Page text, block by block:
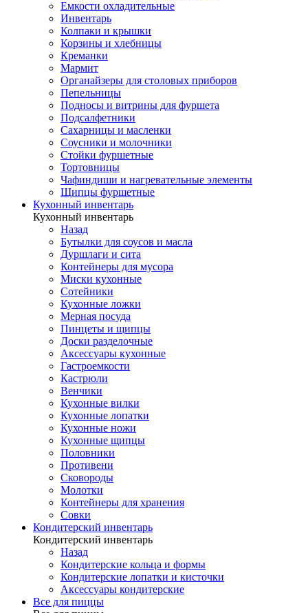
Емкости охладительные
Инвентарь
Колпаки и крышки
Корзины и хлебницы
Креманки
Мармит
Органайзеры для столовых приборов
Пепельницы
Подносы и витрины для фуршета
Подсалфетники
Сахарницы и масленки
Соусники и молочники
Стойки фуршетные
Тортовницы
Чафиндиши и нагревательные элементы
Щипцы фуршетные
Кухонный инвентарь
Кухонный инвентарь
Назад
Бутылки для соусов и масла
Дуршлаги и сита
Контейнеры для мусора
Миски кухонные
Сотейники
Кухонные ложки
Мерная посуда
Пинцеты и щипцы
Доски разделочные
Аксессуары кухонные
Гастроемкости
Кастрюли
Венчики
Кухонные вилки
Кухонные лопатки
Кухонные ножи
Кухонные щипцы
Половники
Противени
Сковороды
Молотки
Контейнеры для хранения
Совки
Кондитерский инвентарь
Кондитерский инвентарь
Назад
Кондитерские кольца и формы
Кондитерские лопатки и кисточки
Аксессуары кондитерские
Все для пиццы